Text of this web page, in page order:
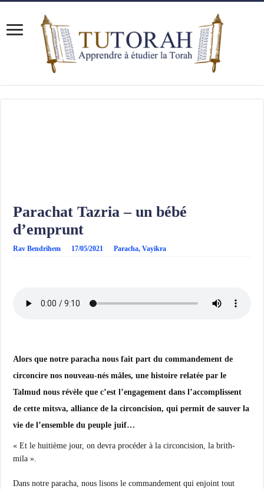
Parachat Tazria – un bébé
d’emprunt
Rav Bendrihem 17/05/2021 Paracha,Vayikra
Alors que notre paracha nous fait part du commandement de
circoncire nos nouveau-nés mâles, une histoire relatée par le
Talmud nous révèle que c’est l’engagement dans l’accomplissent
de cette mitsva, alliance de la circoncision, qui permit de sauver la
vie de l’ensemble du peuple juif…
« Et le huitième jour, on devra procéder à la circoncision, la brith-
mila ».
Dans notre paracha, nous lisons le commandement qui enjoint tout